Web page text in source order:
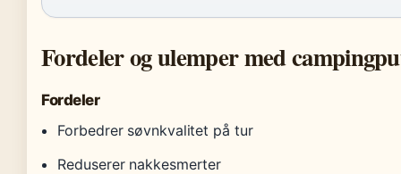
Fordeler og ulemper med
Fordeler
Forbedrer søvnkvalitet på tur
Reduserer nakkesmerter